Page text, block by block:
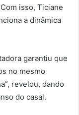
isso, Ticiane
a dinâmica
garantiu que
no mesmo
revelou, dando
do casal.